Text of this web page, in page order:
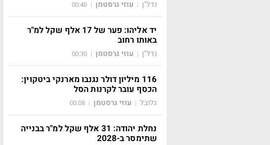
נדל"ן | עוזי גרסטמן |
00:40
יד אליהו: פער של 17 אלף שקל למ"ר
באותו רחוב
נדל"ן | עוזי גרסטמן |
00:30
116 מיליון דולר נגנבו מארנקי ביטקוין:
הכסף עובר לקרנות הסל
גלובל | עוזי גרסטמן |
00:08
נחלת יהודה: 31 אלף שקל למ"ר בבנייה
שתימסר ב-2028